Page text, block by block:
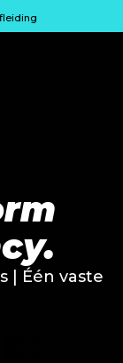
Één vaste